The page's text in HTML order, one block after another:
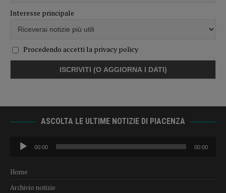
Interesse principale
Procedendo accetti la privacy policy
ASCOLTA LE ULTIME NOTIZIE DI PIACENZA
Audio
Player
00:00 00:00
Home
Archivio notizie